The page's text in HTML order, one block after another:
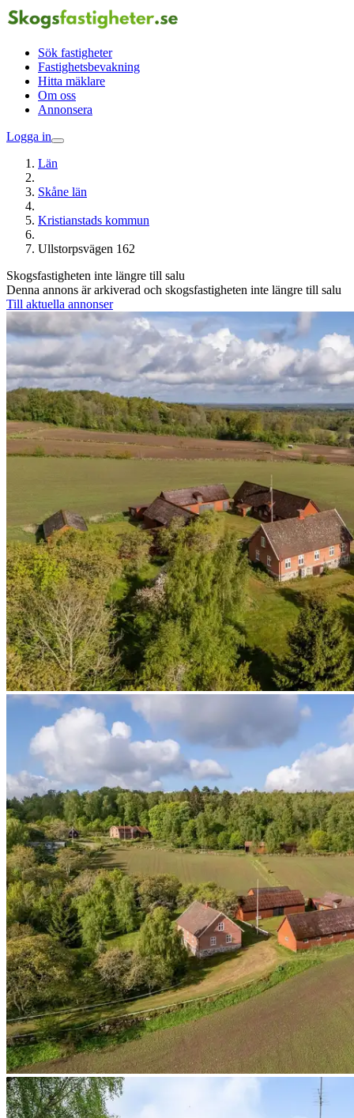
Sök fastigheter
Fastighetsbevakning
Hitta mäklare
Om oss
Annonsera
Logga in
Län
Skåne län
Kristianstads kommun
Ullstorpsvägen 162
Skogsfastigheten inte längre till salu
Denna annons är arkiverad och skogsfastigheten inte längre till salu
Till aktuella annonser